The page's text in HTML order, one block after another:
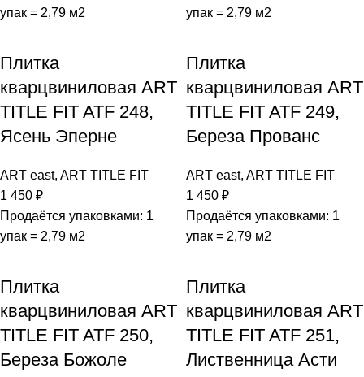
упак = 2,79 м2
упак = 2,79 м2
Плитка
кварцвиниловая ART
TITLE FIT ATF 248,
Ясень Эперне
ART east, ART TITLE FIT
1 450 ₽
Продаётся упаковками: 1
упак = 2,79 м2
Плитка
кварцвиниловая ART
TITLE FIT ATF 249,
Береза Прованс
ART east, ART TITLE FIT
1 450 ₽
Продаётся упаковками: 1
упак = 2,79 м2
Плитка
кварцвиниловая ART
TITLE FIT ATF 250,
Береза Божоле
Плитка
кварцвиниловая ART
TITLE FIT ATF 251,
Лиственница Асти